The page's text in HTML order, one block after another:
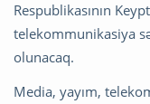
Respublikasının
telekommunikasiya
olunacaq.
Media, yayım,